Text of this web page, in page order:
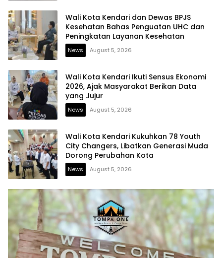
Wali Kota Kendari dan Dewas BPJS
Kesehatan Bahas Penguatan UHC dan
Peningkatan Layanan Kesehatan
News August 5, 2026
Wali Kota Kendari Ikuti Sensus Ekonomi
2026, Ajak Masyarakat Berikan Data
yang Jujur
News August 5, 2026
Wali Kota Kendari Kukuhkan 78 Youth
City Changers, Libatkan Generasi Muda
Dorong Perubahan Kota
News August 5, 2026